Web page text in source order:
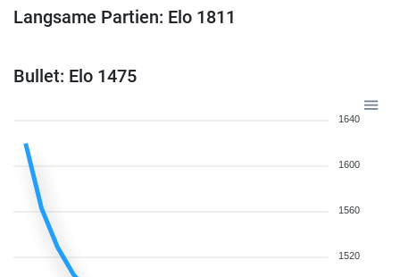
Langsame Partien: Elo 1811
Bullet: Elo 1475
1640
1600
1560
1520